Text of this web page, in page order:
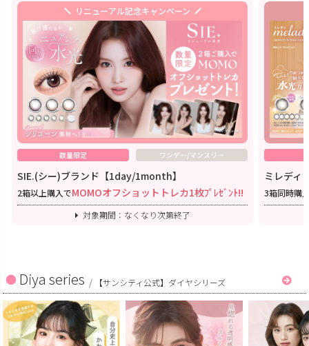
リニューアル記念キャンペーン
数量限定 ワンデー/マンスリー
SIE.(シー)ブランド【1day/1month】
2箱以上購入でMOMOオフショットトレカ1枚ﾌﾟﾚｾﾞﾝﾄ!!
対象期間：なくなり次第終了
ミレディ
3箱同時購
Diya series / 【サンシティ公式】ダイヤシリーズ